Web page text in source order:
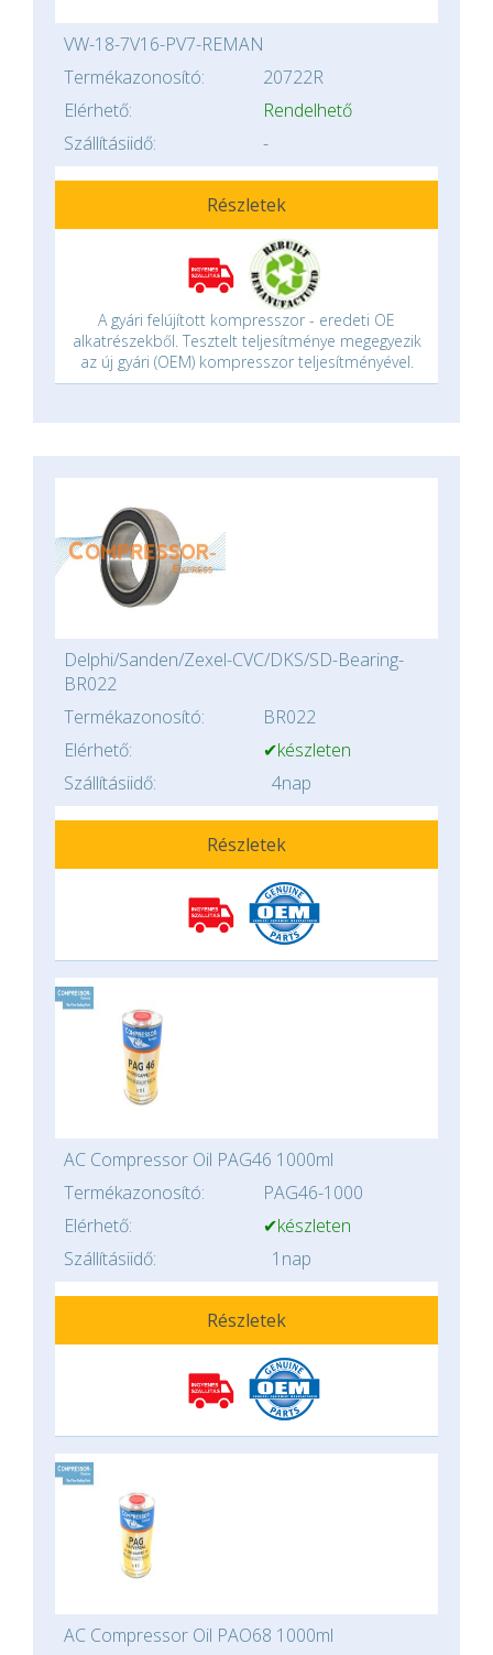
VW-18-7V16-PV7-REMAN
Termékazonosító:
20722R
Elérhető:
Rendelhető
Szállításiidő:
-
Részletek
A gyári felújított kompresszor - eredeti OE
alkatrészekből. Tesztelt teljesítménye megegyezik
az új gyári (OEM) kompresszor teljesítményével.
Delphi/Sanden/Zexel-CVC/DKS/SD-Bearing-
BR022
Termékazonosító:
BR022
Elérhető:
✔készleten
Szállításiidő:
4nap
Részletek
AC Compressor Oil PAG46 1000ml
Termékazonosító:
PAG46-1000
Elérhető:
✔készleten
Szállításiidő:
1nap
Részletek
AC Compressor Oil PAO68 1000ml